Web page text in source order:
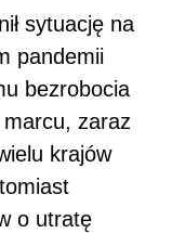
sytuację na
pandemii
bezrobocia
zaraz
krajów
o utratę